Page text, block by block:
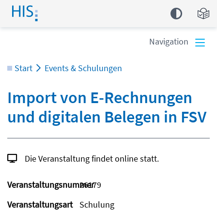
Navigation
Start Events & Schulungen
Import von E-Rechnungen
und digitalen Belegen in FSV
Die Veranstaltung findet online statt.
Veranstaltungsnummer
26179
Veranstaltungsart
Schulung